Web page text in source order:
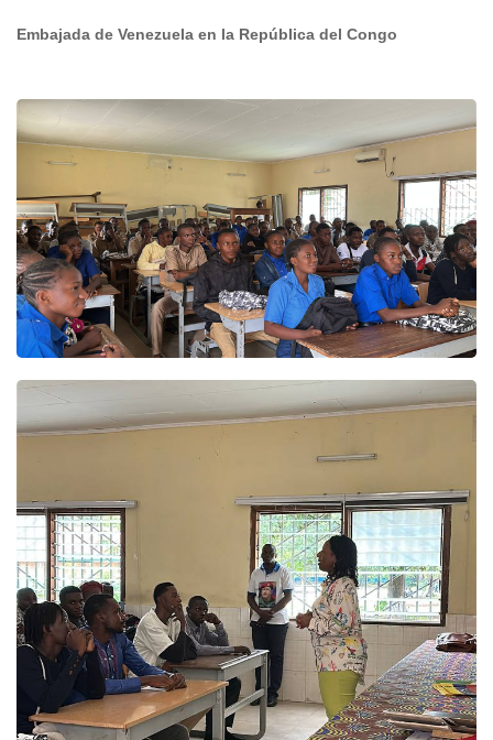
Embajada de Venezuela en la República del Congo